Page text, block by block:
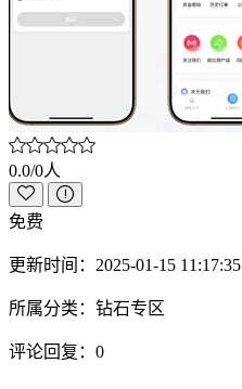
0.0/0人
免费
更新时间： 2025-01-15 11:17:35
所属分类： 钻石专区
评论回复： 0